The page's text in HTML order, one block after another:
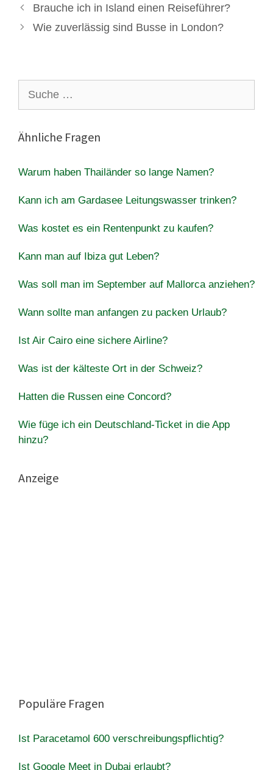
Brauche ich in Island einen Reiseführer?
Wie zuverlässig sind Busse in London?
nach:
Ähnliche Fragen
Warum haben Thailänder so lange Namen?
Kann ich am Gardasee Leitungswasser trinken?
Was kostet es ein Rentenpunkt zu kaufen?
Kann man auf Ibiza gut Leben?
Was soll man im September auf Mallorca anziehen?
Wann sollte man anfangen zu packen Urlaub?
Ist Air Cairo eine sichere Airline?
Was ist der kälteste Ort in der Schweiz?
Hatten die Russen eine Concord?
Wie füge ich ein Deutschland-Ticket in die App
hinzu?
Anzeige
Populäre Fragen
Ist Paracetamol 600 verschreibungspflichtig?
Ist Google Meet in Dubai erlaubt?